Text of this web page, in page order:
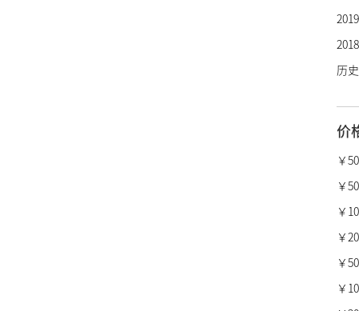
沛
真
柏
宝
梵
昆仑
萧邦
瑞宝
历
价
￥
￥
￥
￥
￥
￥